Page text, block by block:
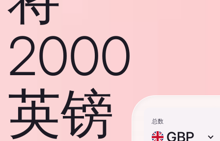
2000
英镑
总数
GBP